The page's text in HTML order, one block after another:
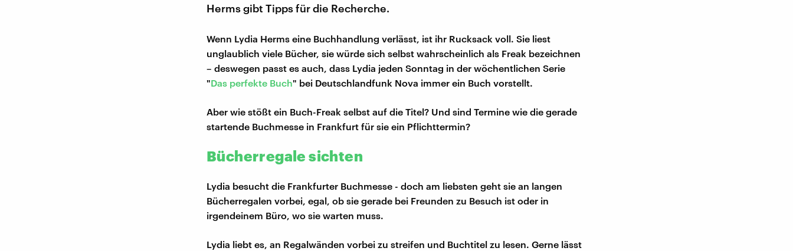
Herms gibt Tipps für die Recherche.
Wenn Lydia Herms eine Buchhandlung verlässt, ist ihr Rucksack voll. Sie liest
unglaublich viele Bücher, sie würde sich selbst wahrscheinlich als Freak bezeichnen
– deswegen passt es auch, dass Lydia jeden Sonntag in der wöchentlichen Serie
"Das perfekte Buch" bei Deutschlandfunk Nova immer ein Buch vorstellt.
Aber wie stößt ein Buch-Freak selbst auf die Titel? Und sind Termine wie die gerade
startende Buchmesse in Frankfurt für sie ein Pflichttermin?
Bücherregale sichten
Lydia besucht die Frankfurter Buchmesse - doch am liebsten geht sie an langen
Bücherregalen vorbei, egal, ob sie gerade bei Freunden zu Besuch ist oder in
irgendeinem Büro, wo sie warten muss.
Lydia liebt es, an Regalwänden vorbei zu streifen und Buchtitel zu lesen. Gerne lässt